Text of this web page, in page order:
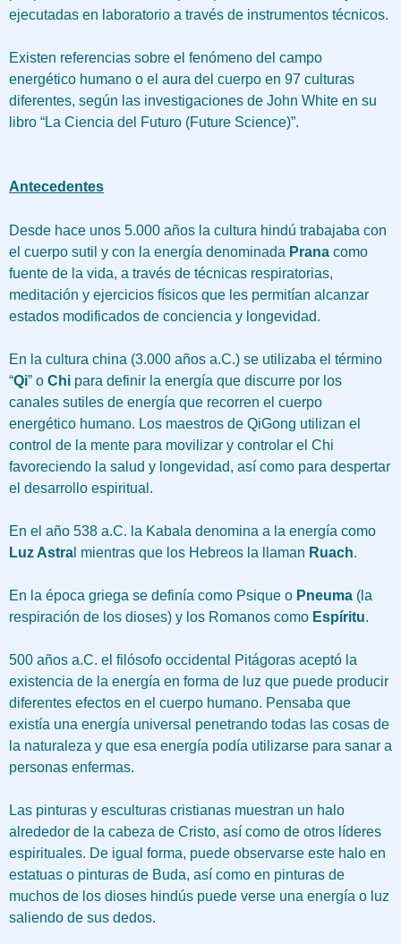
ejecutadas en laboratorio a través de instrumentos técnicos.
Existen referencias sobre el fenómeno del campo
energético humano o el aura del cuerpo en 97 culturas
diferentes, según las investigaciones de John White en su
libro “La Ciencia del Futuro (Future Science)”.
Antecedentes
Desde hace unos 5.000 años la cultura hindú trabajaba con
el cuerpo sutil y con la energía denominada Prana como
fuente de la vida, a través de técnicas respiratorias,
meditación y ejercicios físicos que les permitían alcanzar
estados modificados de conciencia y longevidad.
En la cultura china (3.000 años a.C.) se utilizaba el término
“Qi” o Chi para definir la energía que discurre por los
canales sutiles de energía que recorren el cuerpo
energético humano. Los maestros de QiGong utilizan el
control de la mente para movilizar y controlar el Chi
favoreciendo la salud y longevidad, así como para despertar
el desarrollo espiritual.
En el año 538 a.C. la Kabala denomina a la energía como
Luz Astra l mientras que los Hebreos la llaman Ruach.
En la época griega se definía como Psique o Pneuma (la
respiración de los dioses) y los Romanos como Espíritu.
500 años a.C. el filósofo occidental Pitágoras aceptó la
existencia de la energía en forma de luz que puede producir
diferentes efectos en el cuerpo humano. Pensaba que
existía una energía universal penetrando todas las cosas de
la naturaleza y que esa energía podía utilizarse para sanar a
personas enfermas.
Las pinturas y esculturas cristianas muestran un halo
alrededor de la cabeza de Cristo, así como de otros líderes
espirituales. De igual forma, puede observarse este halo en
estatuas o pinturas de Buda, así como en pinturas de
muchos de los dioses hindús puede verse una energía o luz
saliendo de sus dedos.